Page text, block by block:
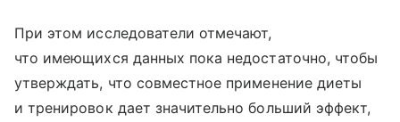
При этом исследователи отмечают,
что имеющихся данных пока недостаточно, чтобы
утверждать, что совместное применение диеты
и тренировок дает значительно больший эффект,